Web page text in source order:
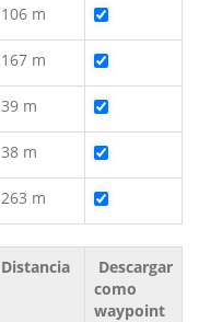
106 m
167 m
39 m
38 m
263 m
Distancia
Descargar
como
waypoint